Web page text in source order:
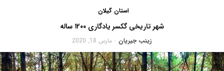
استان گیلان
شهر تاریخی گکسر یادگاری ۱۲۰۰ ساله
زینب جیریان - مارس 18, 2020